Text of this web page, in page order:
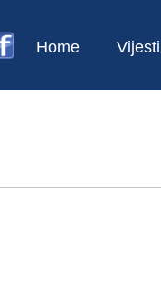
Home Vijesti